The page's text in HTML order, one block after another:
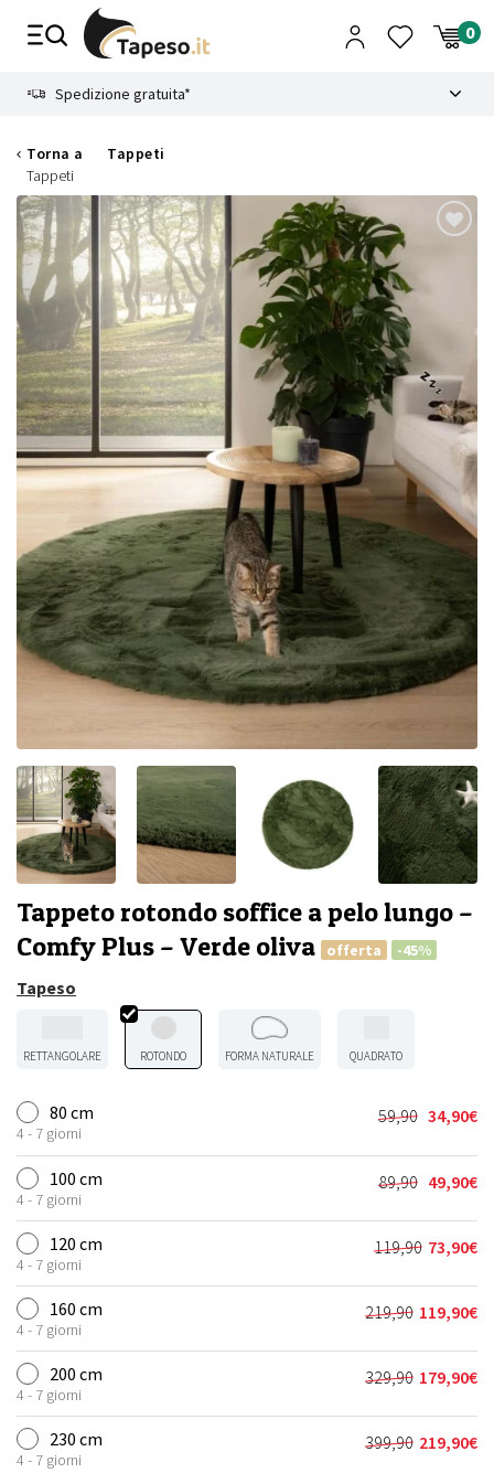
Spedizione gratuita*
Torna a
Tappeti
Tappeti
Tappeto rotondo soffice a pelo lungo –
Comfy Plus – Verde oliva
offerta -45%
Tapeso
RETTANGOLARE ROTONDO FORMA NATURALE QUADRATO
80 cm
4 - 7 giorni
59,90
Il
prezzo
originale
era:
59,90€.
34,90€
Il
prezzo
attuale
è:
34,90€.
100 cm
4 - 7 giorni
89,90
Il
prezzo
originale
era:
89,90€.
49,90€
Il
prezzo
attuale
è:
49,90€.
120 cm
4 - 7 giorni
119,90
Il
prezzo
originale
era:
119,90€.
73,90€
Il
prezzo
attuale
è:
73,90€.
160 cm
4 - 7 giorni
219,90
Il
prezzo
originale
era:
219,90€.
119,90€
Il
prezzo
attuale
è:
119,90€.
200 cm
4 - 7 giorni
329,90
Il
prezzo
originale
era:
179,90€
Il
prezzo
attuale
è:
230 cm
4 - 7 giorni
399,90
Il 219,90€
Il